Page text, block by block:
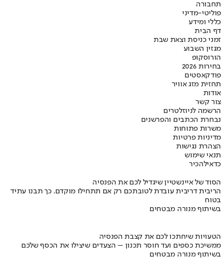
תחבורה
פוליטי-מדיני
כללי ומידע
דף הבית
זמני כניסת וצאת שבת
מגזין השבוע
הורוסקופ
בחירות 2026
פודקאסטים
תחזית מזג אוויר
אודות
צור קשר
הרשמה לניוזלטרים
נבחרת הכתבים והפרשנים
משרות פתוחות
מדיניות פרטיות
הצהרת נגישות
תנאי שימוש
כדאילהכיר
הסוד של איינשטיין שיגדיל לכם את הפנסיה
הריבית דריבית עובדת לטובתכם רק אם תתחילו מוקדם. כך תבנו עתיד
בטוח
בשיתוף מנורה מבטחים
הטעויות שיחתכו לכם את קצבת הפנסיה
ממשיכת כספים ועד חוסר תכנון – הצעדים שיצילו את הכסף שלכם
בשיתוף מנורה מבטחים